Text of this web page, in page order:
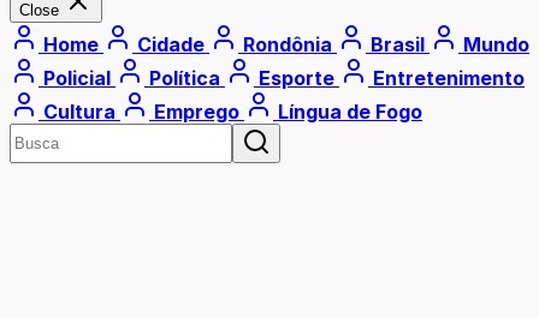
Close
Home Cidade Rondônia Brasil
Mundo
Policial
Política Esporte
Entretenimento
Cultura
Emprego Língua de Fogo